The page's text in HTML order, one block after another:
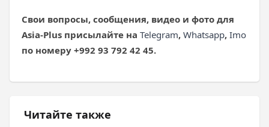
Свои вопросы, сообщения, видео и фото для
Asia-Plus присылайте на Telegram, Whatsapp, Imo
по номеру +992 93 792 42 45.
Читайте также